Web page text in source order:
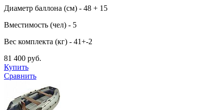
Диаметр баллона (см) - 48 + 15
Вместимость (чел) - 5
Вес комплекта (кг) - 41+-2
81 400 руб.
Купить
Сравнить